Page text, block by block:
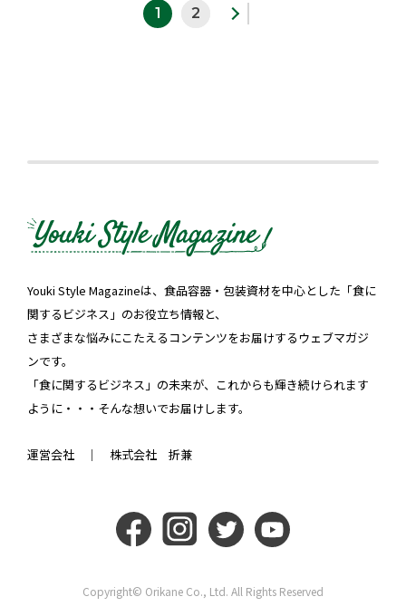
1 2
Youki Style Magazineは、食品容器・包装資材を中心とした「食に
関するビジネス」のお役立ち情報と、
さまざまな悩みにこたえるコンテンツをお届けするウェブマガジ
ンです。
「食に関するビジネス」の未来が、これからも輝き続けられます
ように・・・そんな想いでお届けします。
運営会社 ｜ 株式会社 折兼
Copyright© Orikane Co., Ltd. All Rights Reserved